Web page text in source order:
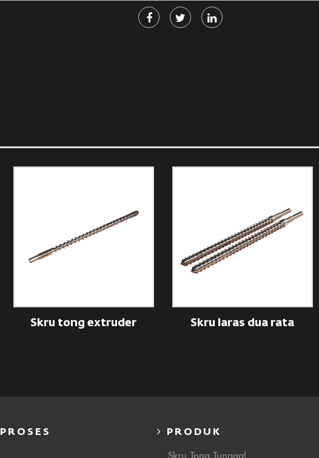
Skru tong extruder Skru laras dua rata
PROSES PRODUK
Skru Tong Tunggal